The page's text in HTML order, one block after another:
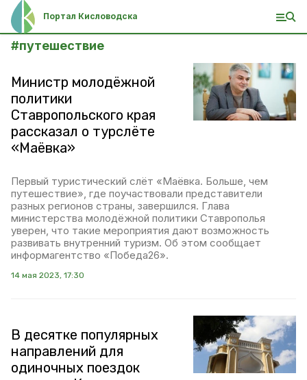
Портал Кисловодска
#путешествие
Министр молодёжной
политики
Ставропольского края
рассказал о турслёте
«Маёвка»
Первый туристический слёт «Маёвка. Больше, чем
путешествие», где поучаствовали представители
разных регионов страны, завершился. Глава
министерства молодёжной политики Ставрополья
уверен, что такие мероприятия дают возможность
развивать внутренний туризм. Об этом сообщает
информагентство «Победа26».
14 мая 2023, 17:30
В десятке популярных
направлений для
одиночных поездок